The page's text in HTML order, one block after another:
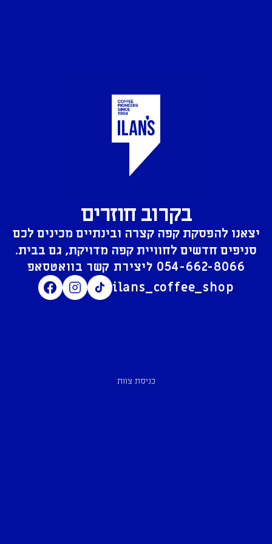
בקרוב חוזרים
יצאנו להפסקת קפה קצרה ובינתיים מכינים לכם
סניפים חדשים לחוויית קפה מדויקת, גם בבית.
054-662-8066
ilans_coffee_shop
כניסת צוות